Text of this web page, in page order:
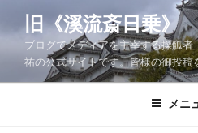
ツ
旧《溪流斎日乗》
ブログでメディアを主宰する操觚
祐の公式サイトです。皆様の
メニ